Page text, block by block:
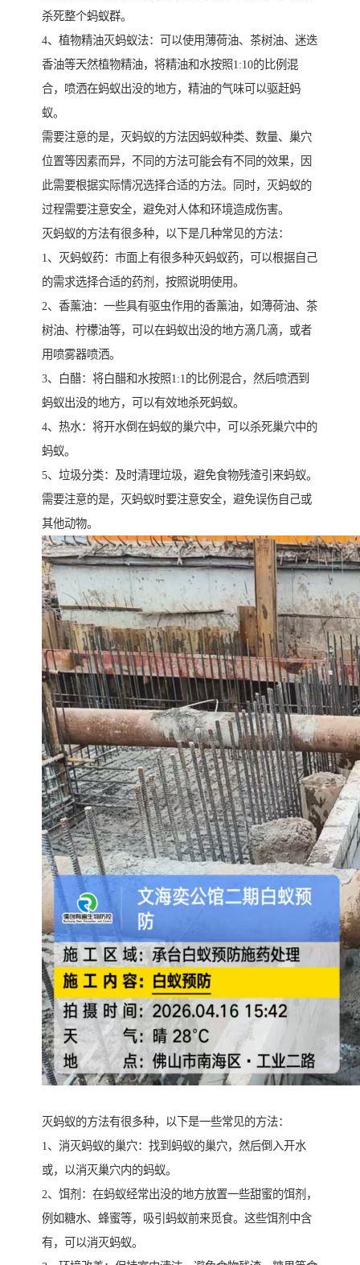
杀死整个蚂蚁群。
4、植物精油灭蚂蚁法：可以使用薄荷油、茶树油、迷迭
香油等天然植物精油，将精油和水按照1:10的比例混
合，喷洒在蚂蚁出没的地方，精油的气味可以驱赶蚂
蚁。
需要注意的是，灭蚂蚁的方法因蚂蚁种类、数量、巢穴
位置等因素而异，不同的方法可能会有不同的效果，因
此需要根据实际情况选择合适的方法。同时，灭蚂蚁的
过程需要注意安全，避免对人体和环境造成伤害。
灭蚂蚁的方法有很多种，以下是几种常见的方法：
1、灭蚂蚁药：市面上有很多种灭蚂蚁药，可以根据自己
的需求选择合适的药剂，按照说明使用。
2、香薰油：一些具有驱虫作用的香薰油，如薄荷油、茶
树油、柠檬油等，可以在蚂蚁出没的地方滴几滴，或者
用喷雾器喷洒。
3、白醋：将白醋和水按照1:1的比例混合，然后喷洒到
蚂蚁出没的地方，可以有效地杀死蚂蚁。
4、热水：将开水倒在蚂蚁的巢穴中，可以杀死巢穴中的
蚂蚁。
5、垃圾分类：及时清理垃圾，避免食物残渣引来蚂蚁。
需要注意的是，灭蚂蚁时要注意安全，避免误伤自己或
其他动物。
灭蚂蚁的方法有很多种，以下是一些常见的方法：
1、消灭蚂蚁的巢穴：找到蚂蚁的巢穴，然后倒入开水
或，以消灭巢穴内的蚂蚁。
2、饵剂：在蚂蚁经常出没的地方放置一些甜蜜的饵剂，
例如糖水、蜂蜜等，吸引蚂蚁前来觅食。这些饵剂中含
有，可以消灭蚂蚁。